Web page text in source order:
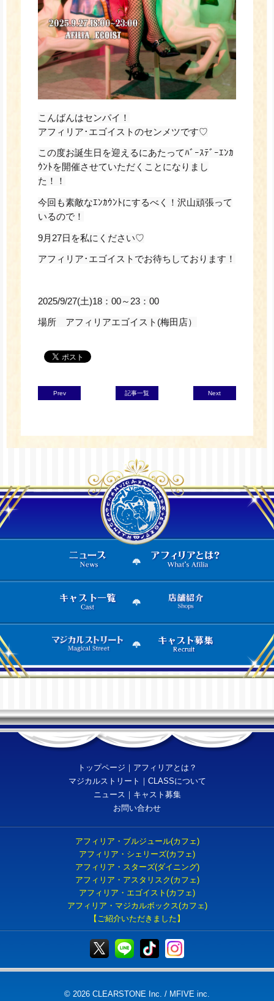
こんばんはセンパイ！
アフィリア･エゴイストのセンメツです♡
この度お誕生日を迎えるにあたってﾊﾞｰｽﾃﾞｰｴﾝｶ
ｳﾝﾄを開催させていただくことになりまし
た！！
今回も素敵なｴﾝｶｳﾝﾄにするべく！沢山頑張って
いるので！
9月27日を私にください♡
アフィリア･エゴイストでお待ちしております！
2025/9/27(土)18：00～23：00
場所 アフィリアエゴイスト(梅田店）
Prev 記事一覧 Next
トップページ ｜ アフィリアとは？
マジカルストリート ｜ CLASSについて
ニュース ｜ キャスト募集
お問い合わせ
アフィリア・ブルジュール(カフェ)
アフィリア・シェリーズ(カフェ)
アフィリア・スターズ(ダイニング)
アフィリア・アスタリスク(カフェ)
アフィリア・エゴイスト(カフェ)
アフィリア・マジカルボックス(カフェ)
【ご紹介いただきました】
© 2026 CLEARSTONE Inc. / MFIVE inc.